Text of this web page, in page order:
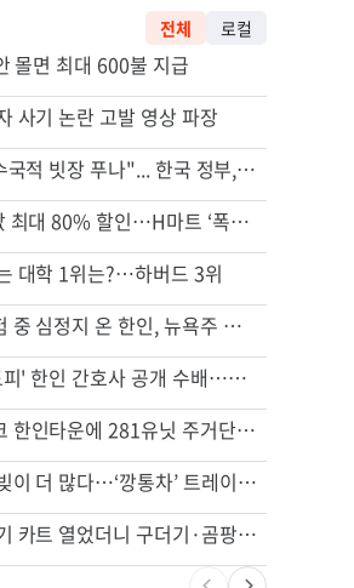
전체 로컬
몰면 최대 600불 지급
사기 논란 고발 영상 파장
"65세 복수국적 빗장 푸나"... 한국 정부, 연령 완화 전면 추진
쌀·라면 값 최대 80% 할인…H마트 ‘폭탄 세일’
대학 1위는?…하버드 3위
변호사시험 중 심정지 온 한인, 뉴욕주 제소
'14년째 도피' 한인 간호사 공개 수배…메디케어 사기 유죄
부에나파크 한인타운에 281유닛 주거단지 들어선다
차값보다 빚이 더 많다…‘깡통차’ 트레이드인 급증
항공기 식기 카트 열었더니 구더기·곰팡이…LAX 기내식 업체 논란